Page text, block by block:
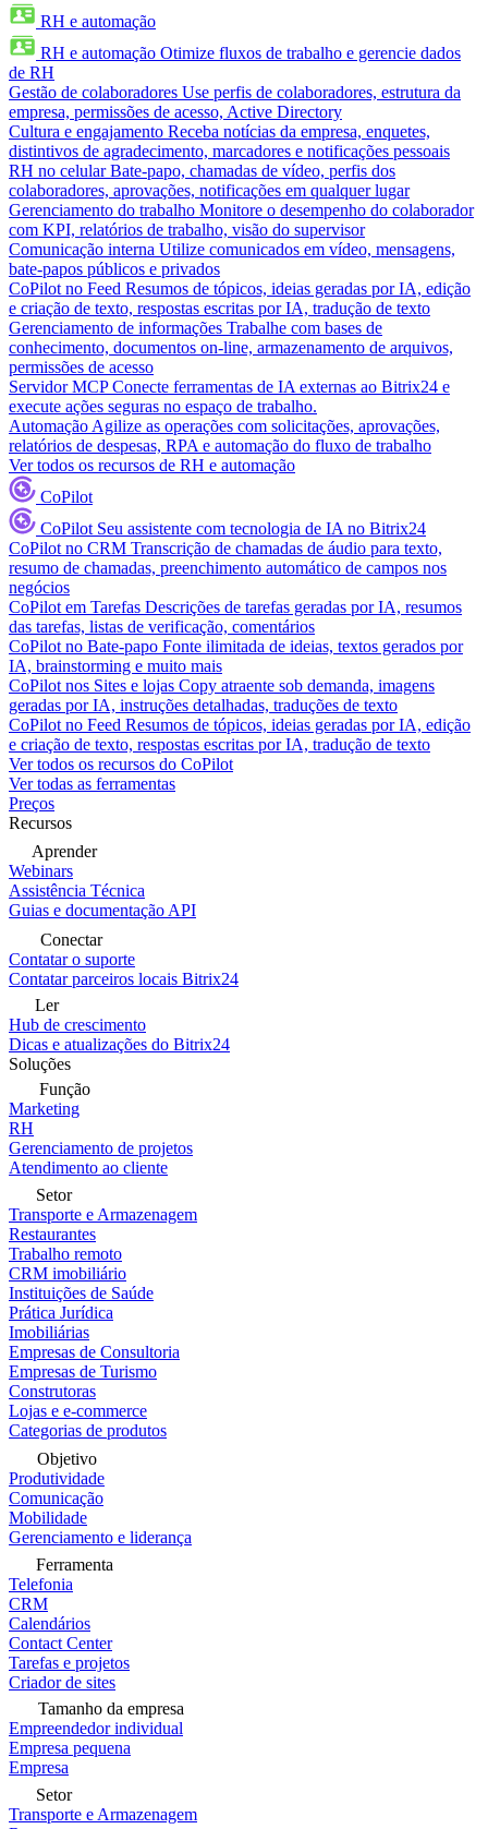
RH e automação
RH e automação Otimize fluxos de trabalho e gerencie dados
de RH
Gestão de colaboradores Use perfis de colaboradores, estrutura da
empresa, permissões de acesso, Active Directory
Cultura e engajamento Receba notícias da empresa, enquetes,
distintivos de agradecimento, marcadores e notificações pessoais
RH no celular Bate-papo, chamadas de vídeo, perfis dos
colaboradores, aprovações, notificações em qualquer lugar
Gerenciamento do trabalho Monitore o desempenho do colaborador
com KPI, relatórios de trabalho, visão do supervisor
Comunicação interna Utilize comunicados em vídeo, mensagens,
bate-papos públicos e privados
CoPilot no Feed Resumos de tópicos, ideias geradas por IA, edição
e criação de texto, respostas escritas por IA, tradução de texto
Gerenciamento de informações Trabalhe com bases de
conhecimento, documentos on-line, armazenamento de arquivos,
permissões de acesso
Servidor MCP Conecte ferramentas de IA externas ao Bitrix24 e
execute ações seguras no espaço de trabalho.
Automação Agilize as operações com solicitações, aprovações,
relatórios de despesas, RPA e automação do fluxo de trabalho
Ver todos os recursos de RH e automação
CoPilot
CoPilot Seu assistente com tecnologia de IA no Bitrix24
CoPilot no CRM Transcrição de chamadas de áudio para texto,
resumo de chamadas, preenchimento automático de campos nos
negócios
CoPilot em Tarefas Descrições de tarefas geradas por IA, resumos
das tarefas, listas de verificação, comentários
CoPilot no Bate-papo Fonte ilimitada de ideias, textos gerados por
IA, brainstorming e muito mais
CoPilot nos Sites e lojas Copy atraente sob demanda, imagens
geradas por IA, instruções detalhadas, traduções de texto
CoPilot no Feed Resumos de tópicos, ideias geradas por IA, edição
e criação de texto, respostas escritas por IA, tradução de texto
Ver todos os recursos do CoPilot
Ver todas as ferramentas
Preços
Recursos
Aprender
Webinars
Assistência Técnica
Guias e documentação API
Conectar
Contatar o suporte
Contatar parceiros locais Bitrix24
Ler
Hub de crescimento
Dicas e atualizações do Bitrix24
Soluções
Função
Marketing
RH
Gerenciamento de projetos
Atendimento ao cliente
Setor
Transporte e Armazenagem
Restaurantes
Trabalho remoto
CRM imobiliário
Instituições de Saúde
Prática Jurídica
Imobiliárias
Empresas de Consultoria
Empresas de Turismo
Construtoras
Lojas e e-commerce
Categorias de produtos
Objetivo
Produtividade
Comunicação
Mobilidade
Gerenciamento e liderança
Ferramenta
Telefonia
CRM
Calendários
Contact Center
Tarefas e projetos
Criador de sites
Tamanho da empresa
Empreendedor individual
Empresa pequena
Empresa
Setor
Transporte e Armazenagem